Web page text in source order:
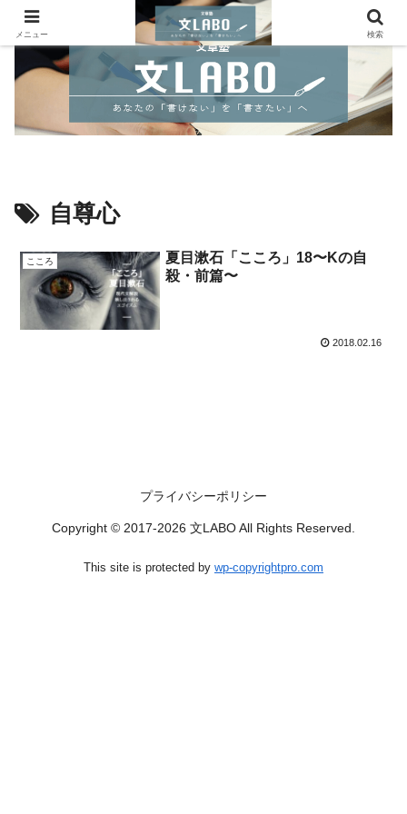
自尊心
こころ
夏目漱石「こころ」18〜Kの自
殺・前篇〜
2018.02.16
プライバシーポリシー
Copyright © 2017-2026 文LABO All Rights Reserved.
メニュー 検索
This site is protected by wp-copyrightpro.com